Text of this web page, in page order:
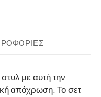
με αυτή την
απόχρωση. Το σετ